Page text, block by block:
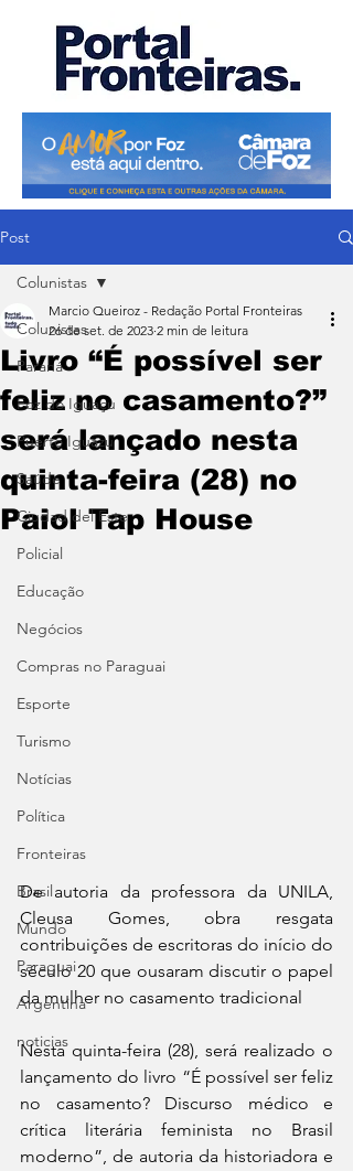
Post
Colunistas
Paraná
Foz do Iguaçu
Puerto Iguazu
Saúde
Ciudad del Este
Policial
Educação
Negócios
Compras no Paraguai
Esporte
Turismo
Notícias
Política
Fronteiras
Brasil
Mundo
Paraguai
Argentina
noticias
Colunistas
Livro “É possível ser
feliz no casamento?”
será lançado nesta
quinta-feira (28) no
Paiol Tap House
Marcio Queiroz - Redação Portal Fronteiras
26 de set. de 2023 2 min de leitura
De autoria da professora da UNILA,
Cleusa Gomes, obra resgata
contribuições de escritoras do início do
século 20 que ousaram discutir o papel
da mulher no casamento tradicional
Nesta quinta-feira (28), será realizado o
lançamento do livro “É possível ser feliz
no casamento? Discurso médico e
crítica literária feminista no Brasil
moderno”, de autoria da historiadora e